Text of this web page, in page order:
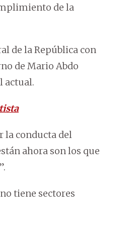
de la
de la República con
de Mario Abdo
actual.
la conducta del
ahora son los que
tiene sectores